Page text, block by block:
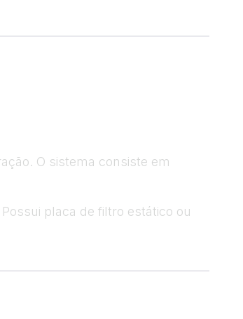
O sistema consiste em
placa de filtro estático ou